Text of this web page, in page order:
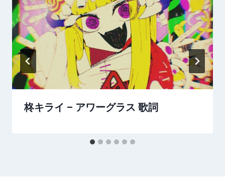
柊キライ – アワーグラス 歌詞